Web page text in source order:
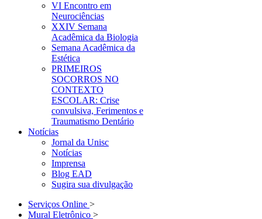
VI Encontro em
Neurociências
XXIV Semana
Acadêmica da Biologia
Semana Acadêmica da
Estética
PRIMEIROS
SOCORROS NO
CONTEXTO
ESCOLAR: Crise
convulsiva, Ferimentos e
Traumatismo Dentário
Notícias
Jornal da Unisc
Notícias
Imprensa
Blog EAD
Sugira sua divulgação
Serviços Online >
Mural Eletrônico >